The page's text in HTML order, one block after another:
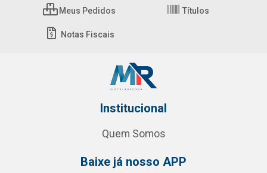
Meus Pedidos Títulos
Notas Fiscais
Institucional
Quem Somos
Baixe já nosso APP